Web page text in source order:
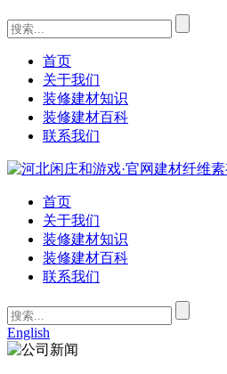
首页
关于我们
装修建材知识
装修建材百科
联系我们
首页
关于我们
装修建材知识
装修建材百科
联系我们
English